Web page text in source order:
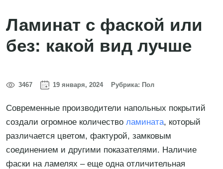
Ламинат с фаской или
без: какой вид лучше
3467 19 января, 2024 Рубрика: Пол
Современные производители напольных покрытий
создали огромное количество ламината, который
различается цветом, фактурой, замковым
соединением и другими показателями. Наличие
фаски на ламелях – еще одна отличительная